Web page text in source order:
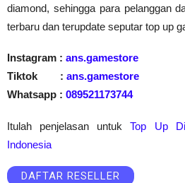
diamond, sehingga para pelanggan
terbaru dan terupdate seputar top up
Instagram : ans.gamestore
Tiktok        : ans.gamestore
Whatsapp : 089521173744
Itulah penjelasan untuk Top Up
Indonesia
DAFTAR RESELLER